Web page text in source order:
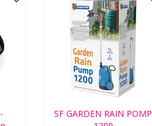
SF GARDEN RAIN POMP